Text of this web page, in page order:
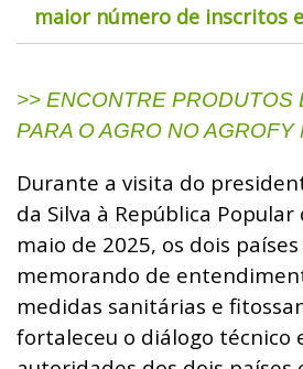
maior número de inscritos
>> ENCONTRE PRODUTOS
PARA O AGRO NO AGROFY
Durante a visita do
da Silva à República Popular
maio de 2025, os dois
memorando de
medidas sanitárias e
fortaleceu o diálogo técnico